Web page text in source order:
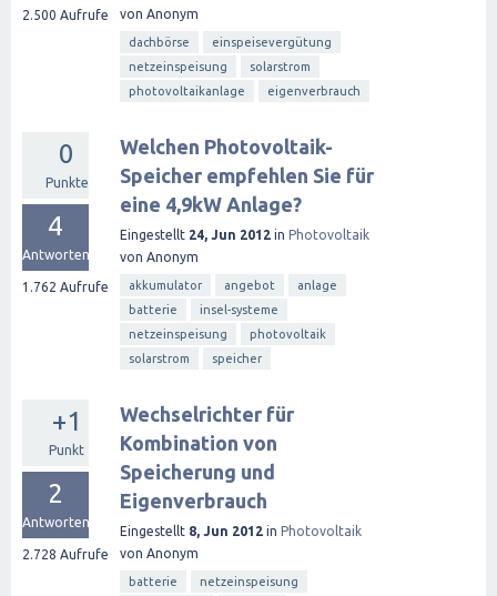
2.500 Aufrufe von Anonym
dachbörse
einspeisevergütung
netzeinspeisung
solarstrom
photovoltaikanlage
eigenverbrauch
0
Punkte
4
Antworten
1.762 Aufrufe
Welchen Photovoltaik-
Speicher empfehlen Sie für
eine 4,9kW Anlage?
Eingestellt 24, Jun 2012 in Photovoltaik
von Anonym
akkumulator angebot
anlage
batterie
insel-systeme
netzeinspeisung
photovoltaik
solarstrom
speicher
+1
Punkt
2
Antworten
2.728 Aufrufe
Wechselrichter für
Kombination von
Speicherung und
Eigenverbrauch
Eingestellt 8, Jun 2012 in Photovoltaik
von Anonym
batterie
netzeinspeisung